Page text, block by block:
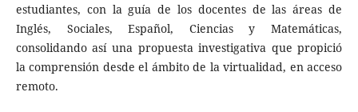
estudiantes, con la guía de los docentes de las áreas de
Inglés, Sociales, Español, Ciencias y Matemáticas,
consolidando así una propuesta investigativa que propició
la comprensión desde el ámbito de la virtualidad, en acceso
remoto.